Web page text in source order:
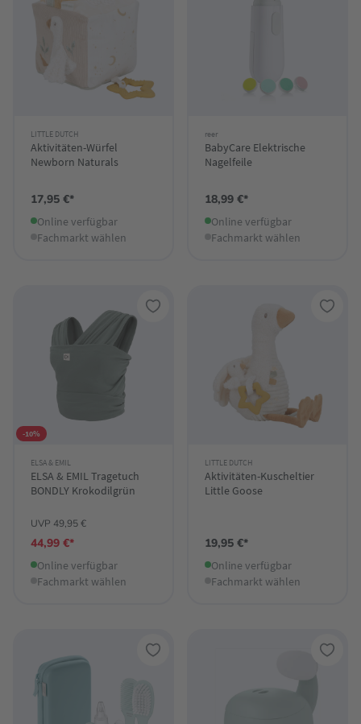
LITTLE DUTCH
Aktivitäten-Würfel
Newborn Naturals
17,95 €*
Online verfügbar
Fachmarkt wählen
reer
BabyCare Elektrische
Nagelfeile
18,99 €*
Online verfügbar
Fachmarkt wählen
-10%
ELSA & EMIL
ELSA & EMIL Tragetuch
BONDLY Krokodilgrün
UVP 49,95 €
44,99 €*
Online verfügbar
Fachmarkt wählen
LITTLE DUTCH
Aktivitäten-Kuscheltier
Little Goose
19,95 €*
Online verfügbar
Fachmarkt wählen